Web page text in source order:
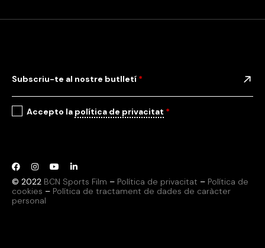
© 2022 BCN Sports Film – Política de privacitat – Política de
cookies – Política de tractament de dades de caràcter
personal
Subscriu-te al nostre butlletí *
Accepto la política de privacitat *